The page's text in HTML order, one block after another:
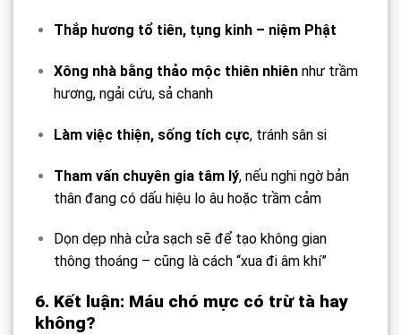
Thắp hương tổ tiên, tụng kinh – niệm Phật
Xông nhà bằng thảo mộc thiên nhiênnhư trầm
hương, ngải cứu, sả chanh
Làm việc thiện, sống tích cực, tránh sân si
Tham vấn chuyên gia tâm lý, nếu nghi ngờ bản
thân đang có dấu hiệu lo âu hoặc trầm cảm
Dọn dẹp nhà cửa sạch sẽ để tạo không gian
thông thoáng – cũng là cách “xua đi âm khí”
6. Kết luận: Máu chó mực có trừ tà hay
không?